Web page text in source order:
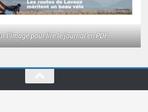
l'image pour lire le journal en PDF